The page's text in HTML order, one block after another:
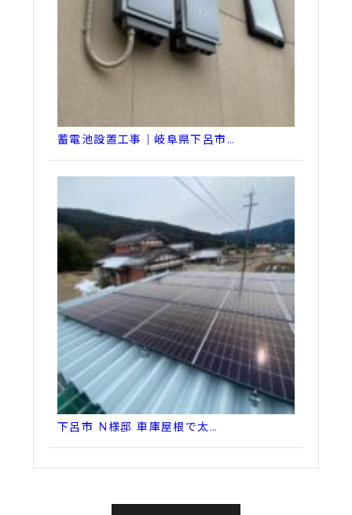
蓄電池設置工事｜岐阜県下呂市…
下呂市 N様邸 車庫屋根で太…